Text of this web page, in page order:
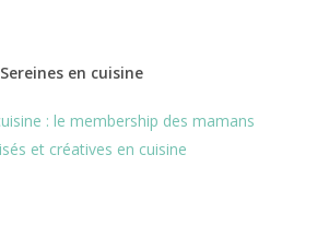
Sereines en cuisine